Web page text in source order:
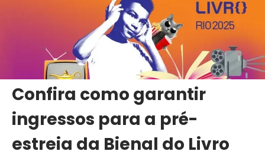
Confira como garantir
ingressos para a pré-
estreia da Bienal do Livro